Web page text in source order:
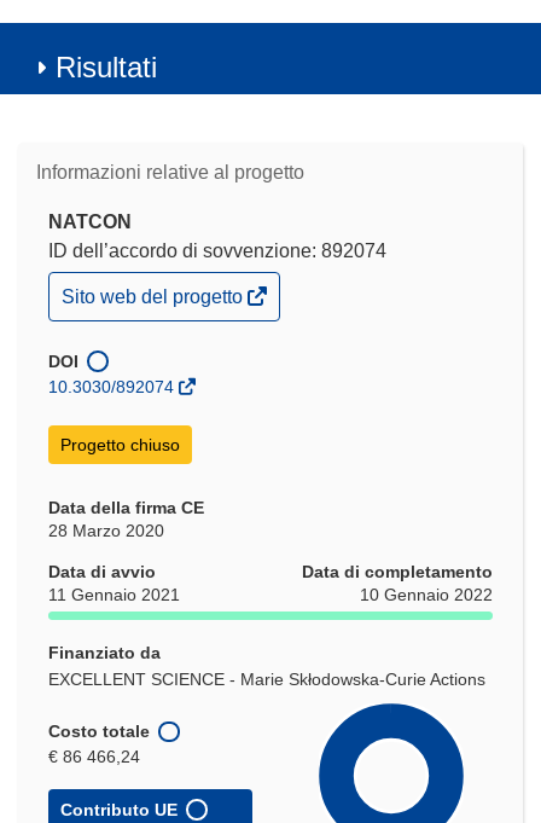
Risultati
Informazioni relative al progetto
NATCON
ID dell’accordo di sovvenzione: 892074
(si
apre
una
nuova
Sito web del progetto
DOI
10.3030/892074
Progetto chiuso
Data della firma CE
28 Marzo 2020
Data di avvio
11 Gennaio 2021
Data di completamento
10 Gennaio 2022
Finanziato da
EXCELLENT SCIENCE - Marie Skłodowska-Curie Actions
Costo totale
€ 86 466,24
Contributo UE